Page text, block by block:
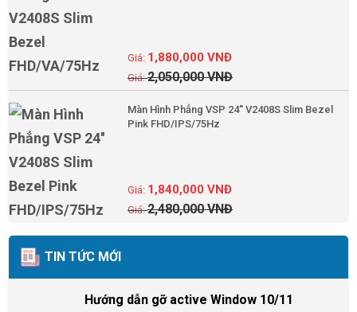
2,050,000VNĐ
1,880,000VNĐ
Màn Hình Phẳng VSP 24'' V2408S Slim Bezel
Pink FHD/IPS/75Hz
2,480,000VNĐ
1,840,000VNĐ
TIN TỨC MỚI
Hướng dẫn gỡ active Window 10/11